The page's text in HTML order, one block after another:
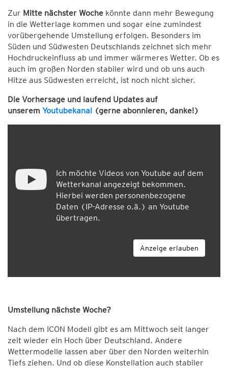
Zur Mitte nächster Woche könnte dann mehr Bewegung
in die Wetterlage kommen und sogar eine zumindest
vorübergehende Umstellung erfolgen. Besonders im
Süden und Südwesten Deutschlands zeichnet sich mehr
Hochdruckeinfluss ab und immer wärmeres Wetter. Ob es
auch im großen Norden stabiler wird und ob uns auch
Hitze aus Südwesten erreicht, ist noch nicht sicher.
Die Vorhersage und laufend Updates auf
unserem Youtubekanal (gerne abonnieren, danke!)
Ich möchte Videos von Youtube auf dem
Wetterkanal angezeigt bekommen.
Hierbei werden personenbezogene
Daten (IP-Adresse o.ä.) an Youtube
übertragen.
Anzeige erlauben
Umstellung nächste Woche?
Nach dem ICON Modell gibt es am Mittwoch seit langer
zeit wieder ein Hoch über Deutschland. Andere
Wettermodelle lassen aber über den Norden weiterhin
Tiefs ziehen. Und ob diese Konstellation auch stabiler